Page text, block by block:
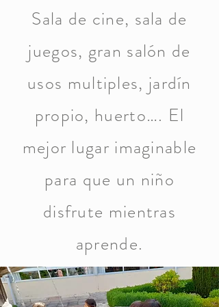
Sala de cine, sala de
juegos, gran salón de
usos multiples, jardín
propio, huerto…. El
mejor lugar imaginable
para que un niño
disfrute mientras
aprende.